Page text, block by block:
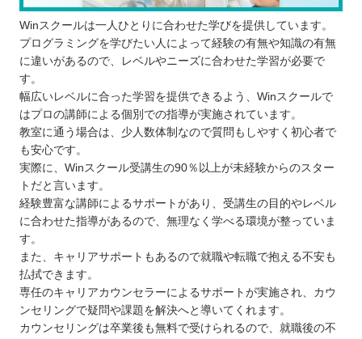
Winスクールは一人ひとりに合わせた学びを提供しています。
プログラミングを学びたい人によって経験の有無や知識の有無
に違いがあるので、レベルやニーズに合わせた学習が必要で
す。
幅広いレベルに合った学習を提供できるよう、Winスクールで
はプロの講師による個別での指導が実施されています。
教室に通う場合は、少人数体制なので質問もしやすく初心者で
も安心です。
実際に、Winスクール受講生の90％以上が未経験からのスター
トだと言います。
経験豊富な講師によるサポートがあり、受講生の目的やレベル
に合わせた指導があるので、無理なく学べる環境が整っていま
す。
また、キャリアサポートもあるので就職や転職で抱える不安も
払拭できます。
専任のキャリアカウンセラーによるサポートが実施され、カウ
ンセリングで疑問や課題を解決へと導いてくれます。
カウンセリングは卒業後も無料で受けられるので、就職後の不